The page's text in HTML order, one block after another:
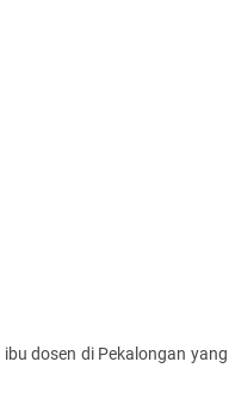
ibu dosen di Pekalongan yang